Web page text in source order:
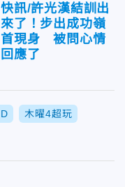
快訊/許光漢結訓出
來了！步出成功嶺
首現身 被問心情
回應了
木曜4超玩